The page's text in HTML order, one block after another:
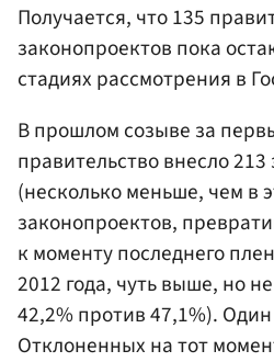
Получается, что 135
законопроектов пока
стадиях рассмотрения в
В прошлом созыве за
правительство внесло
(несколько меньше, чем в
законопроектов,
к моменту последнего
2012 года, чуть выше, но
42,2% против 47,1%).
Отклоненных на тот